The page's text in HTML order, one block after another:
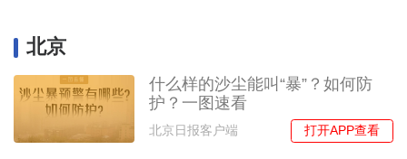
北京
什么样的沙尘能叫“暴”？如何防
护？一图速看
北京日报客户端 打开APP查看